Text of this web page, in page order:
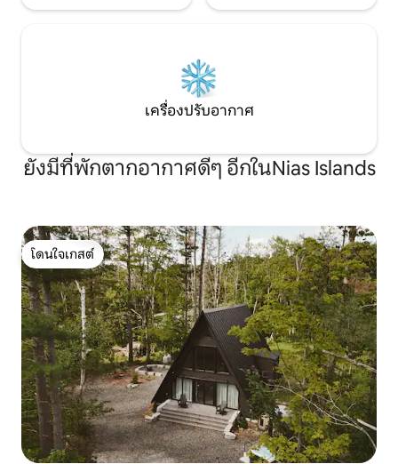
เครื่องปรับอากาศ
ยังมีที่พักตากอากาศดีๆ อีกในNias Islands
โดนใจเกสต์
โดนใจเกสต์